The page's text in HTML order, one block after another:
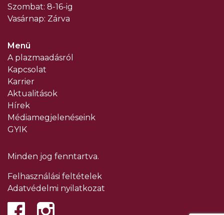
Szombat: 8-16-ig
Vasárnap: Zárva
Menü
A plazmaadásról
Kapcsolat
Karrier
Aktualitások
Hírek
Médiamegjelenéseink
GYIK
Minden jog fenntartva.
Felhasználási feltételek
Adatvédelmi nyilatkozat